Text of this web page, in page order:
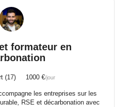
formateur en
(17) 1000 €/jour
les entreprises sur les
RSE et décarbonation avec